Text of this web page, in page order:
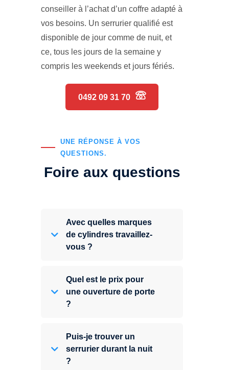
conseiller à l’achat d’un coffre adapté à
vos besoins. Un serrurier qualifié est
disponible de jour comme de nuit, et
ce, tous les jours de la semaine y
compris les weekends et jours fériés.
0492 09 31 70
UNE RÉPONSE À VOS
QUESTIONS.
Foire aux questions
Avec quelles marques
de cylindres travaillez-
vous ?
Quel est le prix pour
une ouverture de porte
?
Puis-je trouver un
serrurier durant la nuit
?